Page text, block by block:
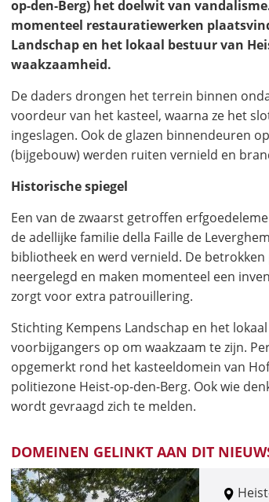
op-den-Berg) het doelwit van
momenteel restauratiewerken
Landschap en het lokaal bestuur van
waakzaamheid.
De daders drongen het terrein binnen
voordeur van het kasteel, waarna ze het
ingeslagen. Ook de glazen binnendeuren
(bijgebouw) werden ruiten vernield en
Historische spiegel
Een van de zwaarst getroffen
de adellijke familie della Faille de
bibliotheek en werd vernield. De
neergelegd en maken momenteel een
zorgt voor extra patrouillering.
Stichting Kempens Landschap en het
voorbijgangers op om waakzaam te zijn.
opgemerkt rond het kasteeldomein van
politiezone Heist-op-den-Berg. Ook wie
wordt gevraagd zich te melden.
DOMEINEN GELINKT AAN DIT